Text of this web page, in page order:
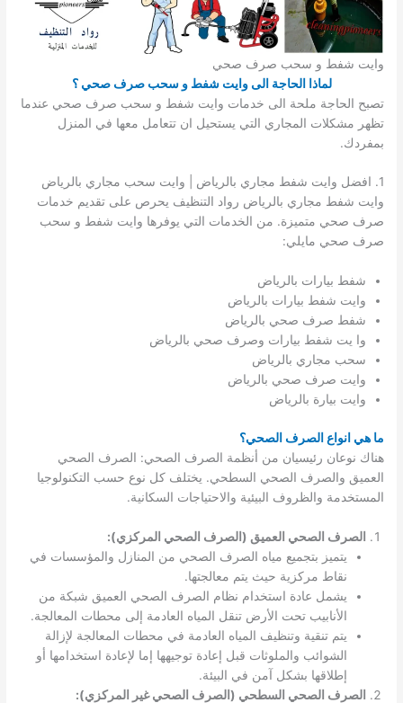
وايت شفط و سحب صرف صحي
لماذا الحاجة الى وايت شفط و سحب صرف صحي ؟
تصبح الحاجة ملحة الى خدمات وايت شفط و سحب صرف صحي عندما
تظهر مشكلات المجاري التي يستحيل ان تتعامل معها في المنزل
بمفردك.
1. افضل وايت شفط مجاري بالرياض | وايت سحب مجاري بالرياض
وايت شفط مجاري بالرياض رواد التنظيف يحرص على تقديم خدمات
صرف صحي متميزة. من الخدمات التي يوفرها وايت شفط و سحب
صرف صحي مايلي:
شفط بيارات بالرياض
وايت شفط بيارات بالرياض
شفط صرف صحي بالرياض
وا يت شفط بيارات وصرف صحي بالرياض
سحب مجاري بالرياض
وايت صرف صحي بالرياض
وايت بيارة بالرياض
ما هي انواع الصرف الصحي؟
هناك نوعان رئيسيان من أنظمة الصرف الصحي: الصرف الصحي
العميق والصرف الصحي السطحي. يختلف كل نوع حسب التكنولوجيا
المستخدمة والظروف البيئية والاحتياجات السكانية.
الصرف الصحي العميق (الصرف الصحي المركزي):
يتميز بتجميع مياه الصرف الصحي من المنازل والمؤسسات في
نقاط مركزية حيث يتم معالجتها.
يشمل عادة استخدام نظام الصرف الصحي العميق شبكة من
الأنابيب تحت الأرض تنقل المياه العادمة إلى محطات المعالجة.
يتم تنقية وتنظيف المياه العادمة في محطات المعالجة لإزالة
الشوائب والملوثات قبل إعادة توجيهها إما لإعادة استخدامها أو
إطلاقها بشكل آمن في البيئة.
الصرف الصحي السطحي (الصرف الصحي غير المركزي):